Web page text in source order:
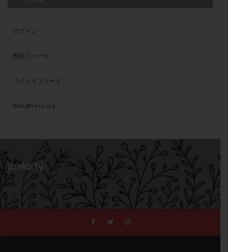
ログイン
投稿フィード
コメントフィード
WordPress.org
jineko.tv